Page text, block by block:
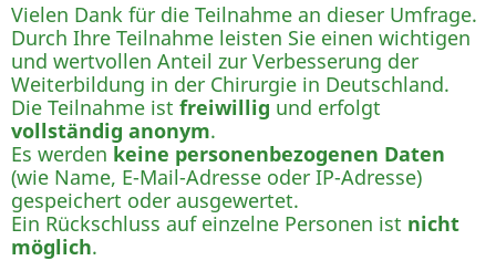
Vielen Dank für die Teilnahme an dieser Umfrage.
Durch Ihre Teilnahme leisten Sie einen wichtigen
und wertvollen Anteil zur Verbesserung der
Weiterbildung in der Chirurgie in Deutschland.
Die Teilnahme ist freiwillig und erfolgt
vollständig anonym.
Es werden keine personenbezogenen Daten
(wie Name, E-Mail-Adresse oder IP-Adresse)
gespeichert oder ausgewertet.
Ein Rückschluss auf einzelne Personen ist nicht
möglich.